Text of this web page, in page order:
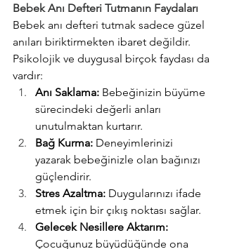
Bebek Anı Defteri Tutmanın Faydaları
Bebek anı defteri tutmak sadece güzel
anıları biriktirmekten ibaret değildir.
Psikolojik ve duygusal birçok faydası da
vardır:
Anı Saklama: Bebeğinizin büyüme
sürecindeki değerli anları
unutulmaktan kurtarır.
Bağ Kurma: Deneyimlerinizi
yazarak bebeğinizle olan bağınızı
güçlendirir.
Stres Azaltma: Duygularınızı ifade
etmek için bir çıkış noktası sağlar.
Gelecek Nesillere Aktarım:
Çocuğunuz büyüdüğünde ona